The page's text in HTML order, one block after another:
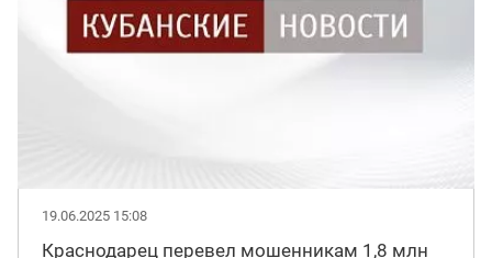
19.06.2025 15:08
Краснодарец перевел мошенникам 1,8 млн